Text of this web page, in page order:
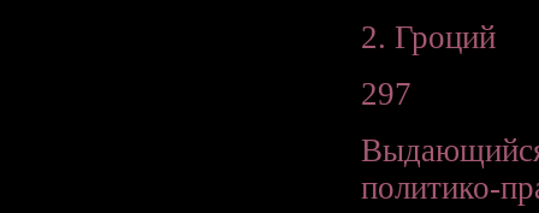
2. Гроций
297
Выдающийся
политико-